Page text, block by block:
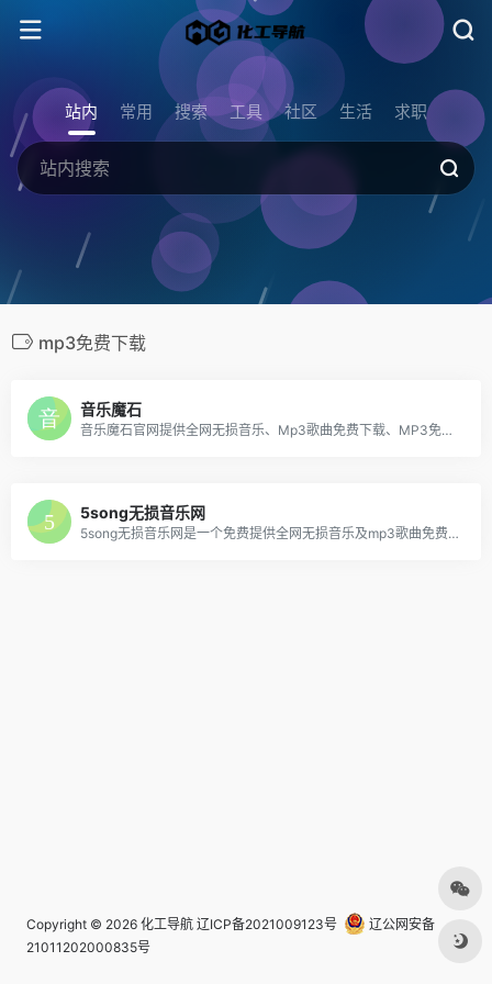
站内 常用 搜索 工具 社区 生活 求职
mp3免费下载
音乐魔石
音乐魔石官网提供全网无损音乐、Mp3歌曲免费下载、MP3免费下载、WAV免费下载、音乐免费下载、mp3歌曲免费下载、mp3下载、WAV歌曲免费下载、音乐免费下载、网盘音乐下载、网络音乐排行、网络热门歌曲、非主流音乐、经典老歌、劲舞团歌曲、搞笑歌曲、儿童歌曲、网络歌曲等，收录了网上最新歌曲和流行音乐、网络歌曲、好听的歌、非主流音乐、经典老歌、搞笑歌曲、儿童歌曲
5song无损音乐网
5song无损音乐网是一个免费提供全网无损音乐及mp3歌曲免费下载网站,为广大音乐爱好者提供音乐资源分享平台。
Copyright © 2026 化工导航 辽ICP备2021009123号
辽公网安备
21011202000835号